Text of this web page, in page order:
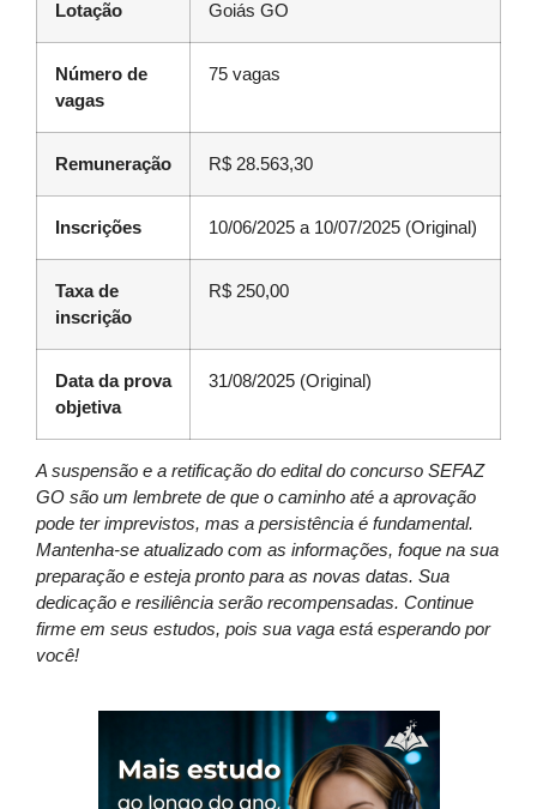
Lotação Goiás GO
Número de
vagas
75 vagas
Remuneração R$ 28.563,30
Inscrições 10/06/2025 a 10/07/2025 (Original)
Taxa de
inscrição
R$ 250,00
Data da prova
objetiva
31/08/2025 (Original)
A suspensão e a retificação do edital do concurso SEFAZ
GO são um lembrete de que o caminho até a aprovação
pode ter imprevistos, mas a persistência é fundamental.
Mantenha-se atualizado com as informações, foque na sua
preparação e esteja pronto para as novas datas. Sua
dedicação e resiliência serão recompensadas. Continue
firme em seus estudos, pois sua vaga está esperando por
você!